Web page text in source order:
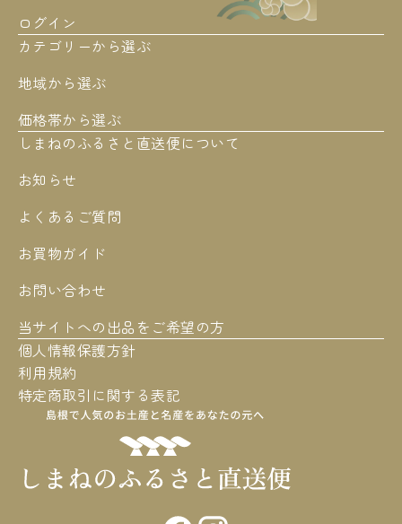
カテゴリーから選ぶ
地域から選ぶ
価格帯から選ぶ
ログイン
しまねのふるさと直送便について
お知らせ
よくあるご質問
お買物ガイド
お問い合わせ
当サイトへの出品をご希望の方
個人情報保護方針
利用規約
特定商取引に関する表記